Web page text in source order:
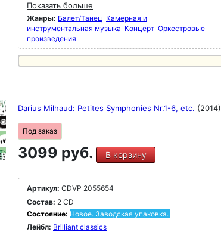
Показать больше
Жанры: Балет/Танец Камерная и
инструментальная музыка Концерт Оркестровые
произведения
Darius Milhaud: Petites Symphonies Nr.1-6, etc. (2014)
Под заказ
3099 руб. В корзину
Артикул: CDVP 2055654
Состав: 2 CD
Состояние: Новое. Заводская упаковка.
Лейбл: Brilliant classics